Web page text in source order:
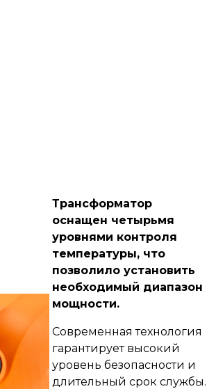
Трансформатор
оснащен четырьмя
уровнями контроля
температуры, что
позволило установить
необходимый диапазон
мощности.
Современная технология
гарантирует высокий
уровень безопасности и
длительный срок службы.